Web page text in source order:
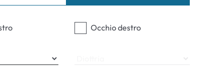
Occhio destro